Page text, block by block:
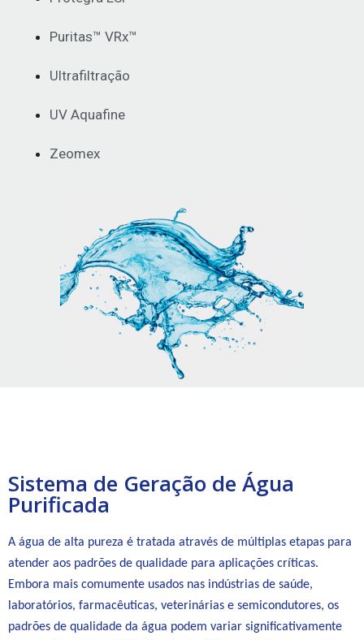
Puritas™ VRx™
Ultrafiltração
UV Aquafine
Zeomex
Sistema de Geração de Água
Purificada
A água de alta pureza é tratada através de múltiplas etapas para
atender aos padrões de qualidade para aplicações críticas.
Embora mais comumente usados nas indústrias de saúde,
laboratórios, farmacêuticas, veterinárias e semicondutores, os
padrões de qualidade da água podem variar significativamente